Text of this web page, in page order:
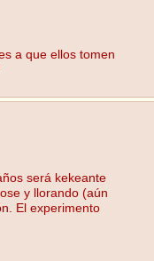
a que ellos tomen
será kekeante
y llorando (aún
El experimento